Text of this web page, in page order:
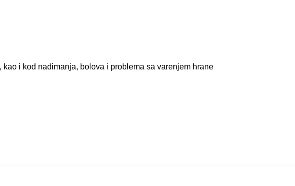
i kod nadimanja, bolova i problema sa varenjem hrane